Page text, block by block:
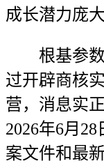
成长潜力庞大
根基参数
过开辟商核
营，消息实
2026年6月
案文件和最